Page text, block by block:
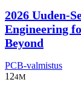
2026 Uuden-
Engineering
Beyond
PCB-valmistus
124M